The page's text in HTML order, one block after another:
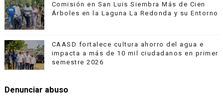
Comisión en San Luis Siembra Más de Cien
Árboles en la Laguna La Redonda y su Entorno
CAASD fortalece cultura ahorro del agua e
impacta a más de 10 mil ciudadanos en primer
semestre 2026
Denunciar abuso